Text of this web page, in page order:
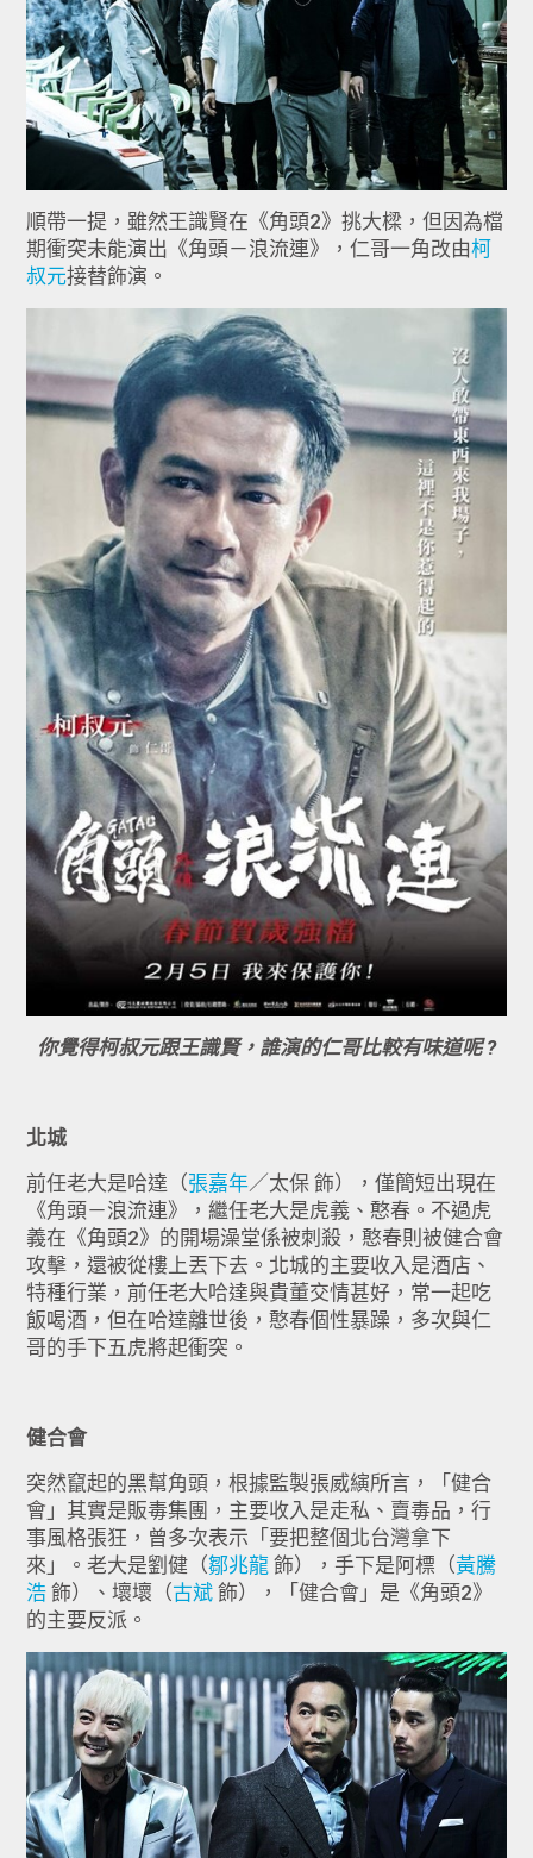
順帶一提，雖然王識賢在《角頭2》挑大樑，但因為檔
期衝突未能演出《角頭－浪流連》，仁哥一角改由柯
叔元接替飾演。
你覺得柯叔元跟王識賢，誰演的仁哥比較有味道呢 ?
北城
前任老大是哈達（張嘉年／太保 飾），僅簡短出現在
《角頭－浪流連》，繼任老大是虎義、憨春。不過虎
義在《角頭2》的開場澡堂係被刺殺，憨春則被健合會
攻擊，還被從樓上丟下去。北城的主要收入是酒店、
特種行業，前任老大哈達與貴董交情甚好，常一起吃
飯喝酒，但在哈達離世後，憨春個性暴躁，多次與仁
哥的手下五虎將起衝突。
健合會
突然竄起的黑幫角頭，根據監製張威縯所言，「健合
會」其實是販毒集團，主要收入是走私、賣毒品，行
事風格張狂，曾多次表示「要把整個北台灣拿下
來」。老大是劉健（鄒兆龍 飾），手下是阿標（黃騰
浩 飾）、壞壞（古斌 飾），「健合會」是《角頭2》
的主要反派。